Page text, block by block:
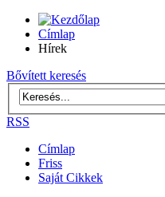
Címlap
Hírek
Bővített keresés
RSS
Címlap
Friss
Saját Cikkek